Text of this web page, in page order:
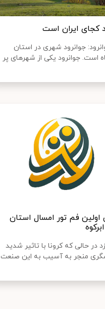
کجای ایران است
جوانرود شهری در استان
است. جوانرود یکی از شهرهای پر
اولین فم تور امسال استان
در حالی که کرونا با تاثیر شدید
منجر به آسیب به این صنعت